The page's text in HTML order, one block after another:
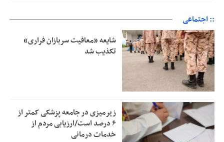
:: اجتماعی
شایعه «معافیت سربازان فراری»
تکذیب شد
زیرمیزی در جامعه پزشکی کمتر از
۶ درصد است/ارزیابی مردم از
خدمات درمانی